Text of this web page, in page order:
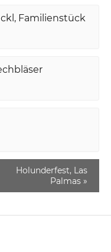
Familienstück
Holunderfest, Las
Palmas »